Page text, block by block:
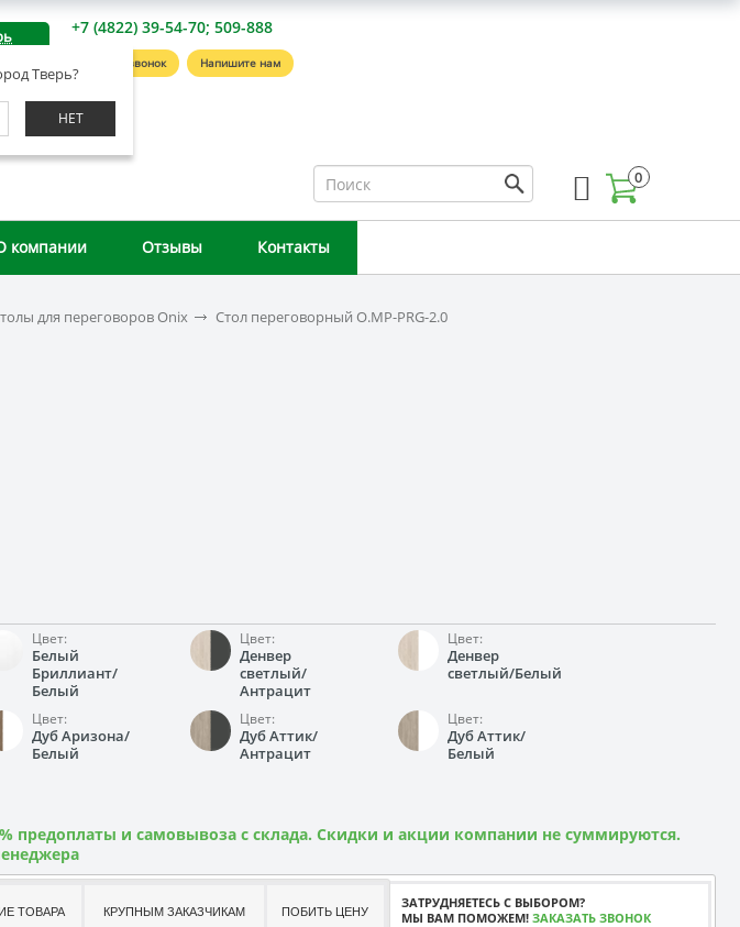
Тверь?
НЕТ
д. 46А
+7 (4822) 39-54-70; 509-888
Заказать звонок Напишите нам
0
компании Отзывы Контакты
для переговоров Onix Стол переговорный O.MP-PRG-2.0
Цвет:
Белый
Бриллиант/
Белый
Цвет:
Денвер
светлый/
Антрацит
Цвет:
Денвер
светлый/Белый
Цвет:
Дуб Аризона/
Белый
Цвет:
Дуб Аттик/
Антрацит
Цвет:
Дуб Аттик/
Белый
предоплаты и самовывоза с склада. Скидки и акции компании не суммируются.
ТОВАРА КРУПНЫМ ЗАКАЗЧИКАМ ПОБИТЬ ЦЕНУ
ЗАТРУДНЯЕТЕСЬ С ВЫБОРОМ?
МЫ ВАМ ПОМОЖЕМ! ЗАКАЗАТЬ ЗВОНОК